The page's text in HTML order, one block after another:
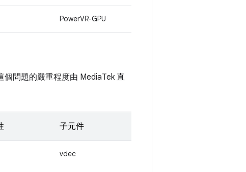
PowerVR-GPU
個問題的嚴重程度由 MediaTek 直
子元件
vdec